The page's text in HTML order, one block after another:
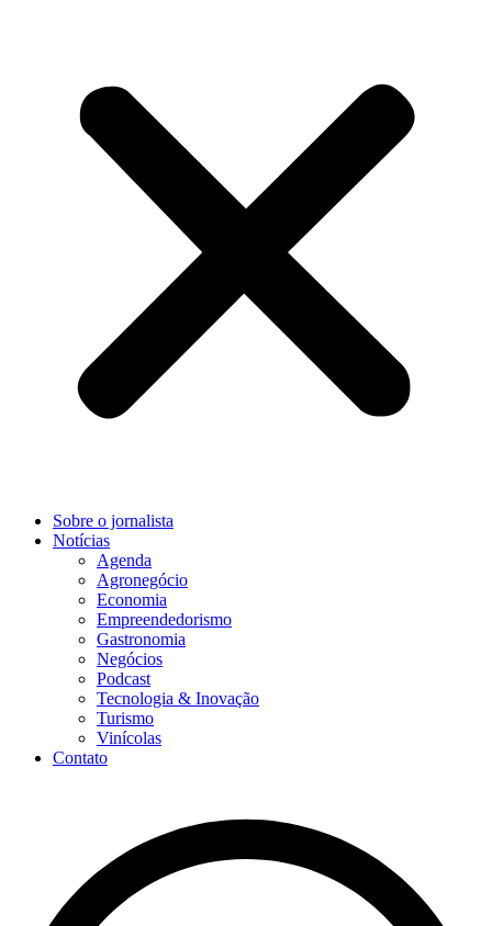
Sobre o jornalista
Notícias
Agenda
Agronegócio
Economia
Empreendedorismo
Gastronomia
Negócios
Podcast
Tecnologia & Inovação
Turismo
Vinícolas
Contato